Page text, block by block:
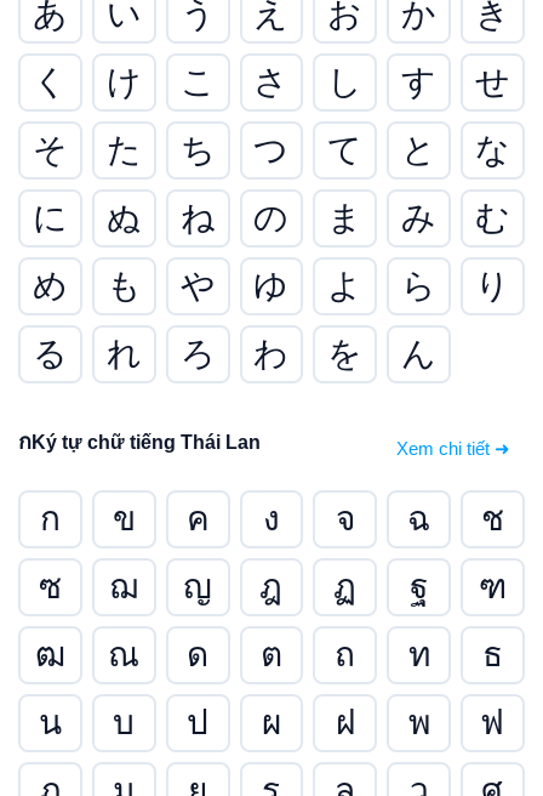
あ い う え お か
き
く
け こ さ し す
せ
そ
た ち つ て と
な
に
ぬ ね の ま み
む
め
も や ゆ よ ら
り
る
れ ろ わ を ん
กKý tự chữ tiếng Thái Lan Xem chi tiết ➜
ก ข ค ง จ ฉ
ช
ซ
ฌ ญ ฎ ฏ ฐ
ฑ
ฒ
ณ ด ต ถ ท
ธ
น
บ ป ผ ฝ พ
ฟ